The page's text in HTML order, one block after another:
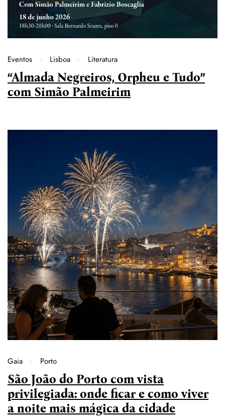
Eventos Lisboa Literatura
“Almada Negreiros, Orpheu e Tudo”
com Simão Palmeirim
Gaia Porto
São João do Porto com vista
privilegiada: onde ficar e como viver
a noite mais mágica da cidade